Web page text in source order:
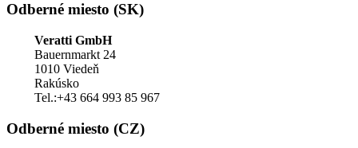
Odberné miesto (SK)
Veratti GmbH
Bauernmarkt 24
1010 Viedeň
Rakúsko
Tel.:+43 664 993 85 967
Odberné miesto (CZ)